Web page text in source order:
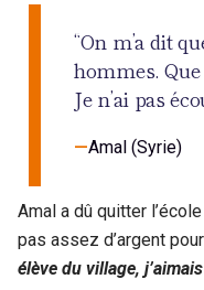
“On m’a dit
hommes.
Je n’ai pas
Amal (Syrie)
Amal a dû quitter
pas assez d’argent
élève du village,